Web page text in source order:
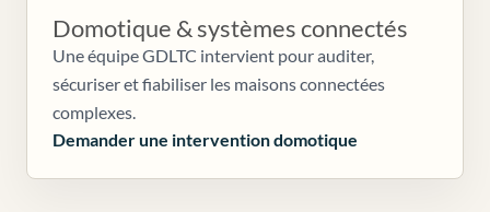
Domotique & systèmes connectés
Une équipe GDLTC intervient pour auditer,
sécuriser et fiabiliser les maisons connectées
complexes.
Demander une intervention domotique